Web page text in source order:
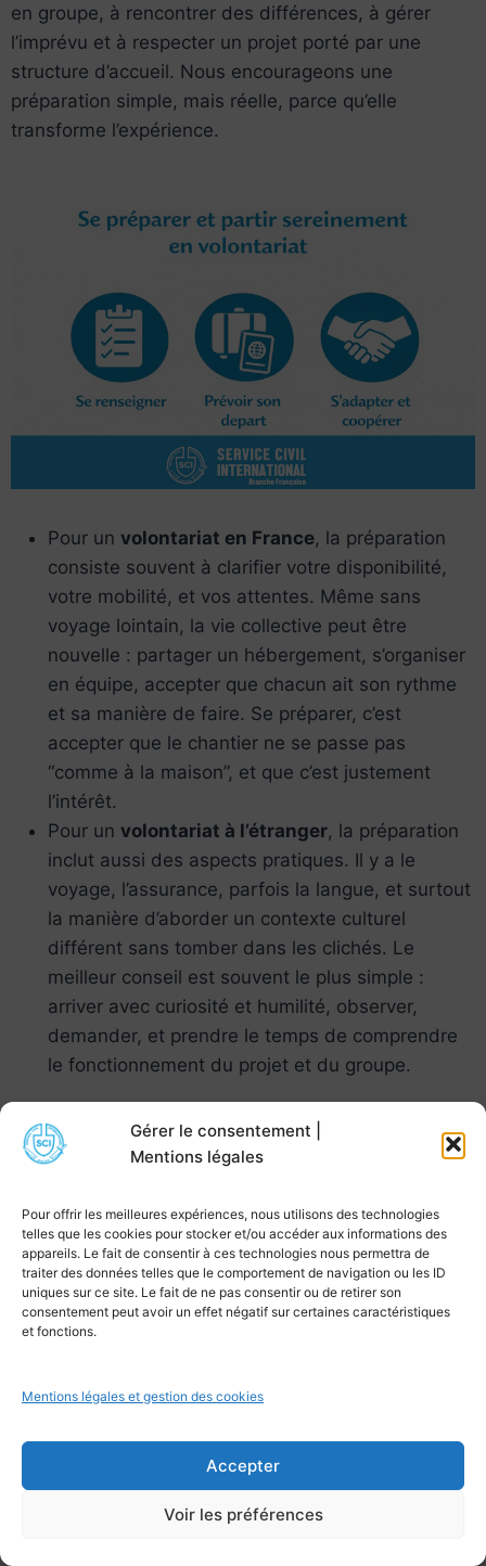
Gérer le consentement |
Mentions légales
Pour offrir les meilleures expériences, nous utilisons des technologies
telles que les cookies pour stocker et/ou accéder aux informations des
appareils. Le fait de consentir à ces technologies nous permettra de
traiter des données telles que le comportement de navigation ou les ID
uniques sur ce site. Le fait de ne pas consentir ou de retirer son
consentement peut avoir un effet négatif sur certaines caractéristiques
et fonctions.
Mentions légales et gestion des cookies
Accepter
Voir les préférences
en groupe, à rencontrer des différences, à gérer
l’imprévu et à respecter un projet porté par une
structure d’accueil. Nous encourageons une
préparation simple, mais réelle, parce qu’elle
transforme l’expérience.
Pour un volontariat en France, la préparation
consiste souvent à clarifier votre disponibilité,
votre mobilité, et vos attentes. Même sans
voyage lointain, la vie collective peut être
nouvelle : partager un hébergement, s’organiser
en équipe, accepter que chacun ait son rythme
et sa manière de faire. Se préparer, c’est
accepter que le chantier ne se passe pas
“comme à la maison”, et que c’est justement
l’intérêt.
Pour un volontariat à l’étranger, la préparation
inclut aussi des aspects pratiques. Il y a le
voyage, l’assurance, parfois la langue, et surtout
la manière d’aborder un contexte culturel
différent sans tomber dans les clichés. Le
meilleur conseil est souvent le plus simple :
arriver avec curiosité et humilité, observer,
demander, et prendre le temps de comprendre
le fonctionnement du projet et du groupe.
Cette préparation n’a pas besoin d’être lourde. Elle
peut se faire par la lecture des informations du
parties, ou par une réflexion personnelle : comment
réagissez-vous quand vous êtes fatigué, quand vous
ne comprenez pas, quand vous êtes en désaccord ?
Ce sont des questions très concrètes, et elles font
une grande différence dans la façon dont vous
favorise aussi une approche centrée sur l’humain.
Rencontrer, apprendre, grandir dans
l’interculturel